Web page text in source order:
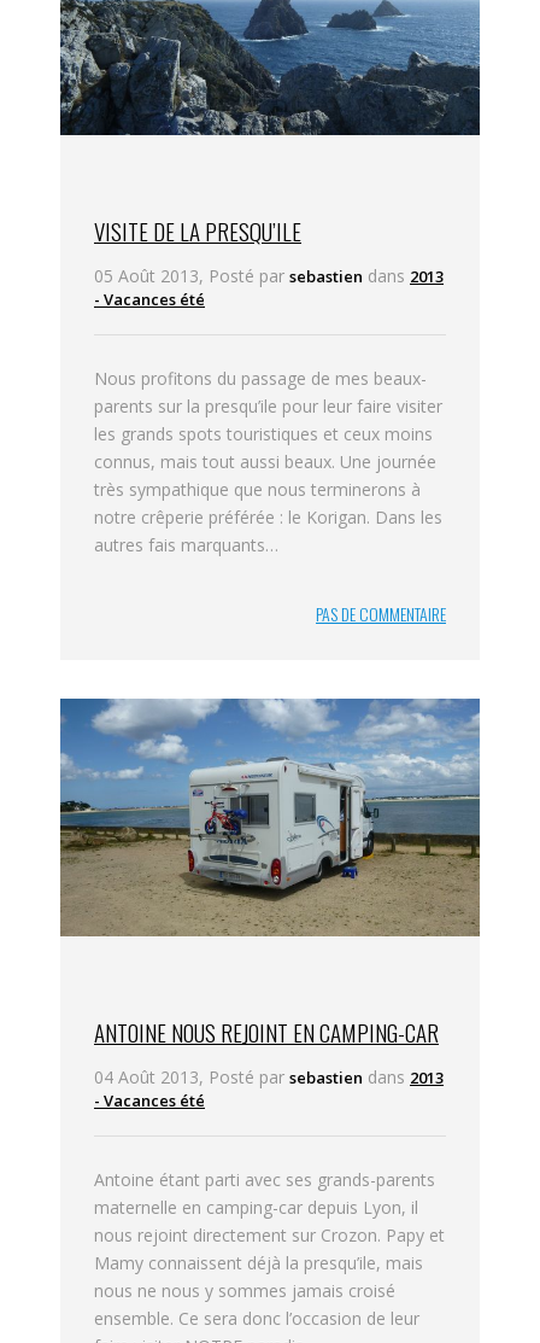
VISITE DE LA PRESQU’ILE
05 Août 2013, Posté par sebastien dans 2013
- Vacances été
Nous profitons du passage de mes beaux-
parents sur la presqu’ile pour leur faire visiter
les grands spots touristiques et ceux moins
connus, mais tout aussi beaux. Une journée
très sympathique que nous terminerons à
notre crêperie préférée : le Korigan. Dans les
autres fais marquants…
PAS DE COMMENTAIRE
ANTOINE NOUS REJOINT EN CAMPING-CAR
04 Août 2013, Posté par sebastien dans 2013
- Vacances été
Antoine étant parti avec ses grands-parents
maternelle en camping-car depuis Lyon, il
nous rejoint directement sur Crozon. Papy et
Mamy connaissent déjà la presqu’ile, mais
nous ne nous y sommes jamais croisé
ensemble. Ce sera donc l’occasion de leur